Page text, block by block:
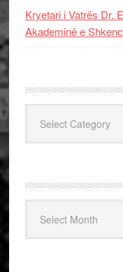
Kryetari i Vatrës Dr.
Akademinë e